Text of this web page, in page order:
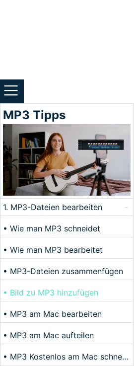
MP3 Tipps
1. MP3-Dateien bearbeiten -
• Wie man MP3 schneidet
• Wie man MP3 bearbeitet
• MP3-Dateien zusammenfügen
• Bild zu MP3 hinzufügen
• MP3 am Mac bearbeiten
• MP3 am Mac aufteilen
• MP3 Kostenlos am Mac schneiden